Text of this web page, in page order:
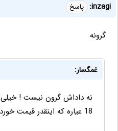
inzagi: پاسخ
گرونه
غمگسار:
نه داداش گرون نیست ! خیلی
18 عیاره که اینقدر قیمت خورده؟